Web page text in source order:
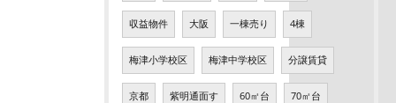
収益物件 大阪 一棟売り 4棟
梅津小学校区 梅津中学校区 分譲賃貸
京都 紫明通面す 60㎡台 70㎡台